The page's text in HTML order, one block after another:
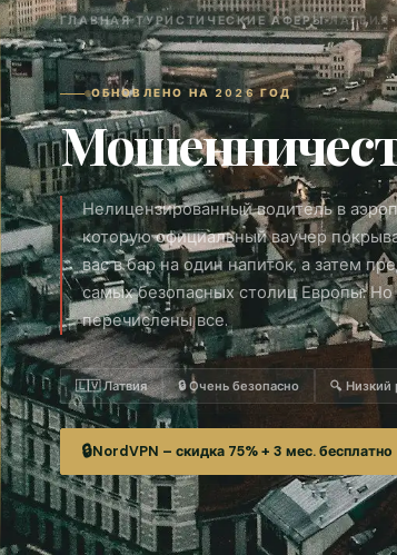
ГЛАВНАЯ›ТУРИСТИЧЕСКИЕ АФЕРЫ›ЛАТВИЯ
ОБНОВЛЕНО НА 2026 ГОД
Нелицензированный водитель в
которую официальный ваучер
вас в бар на один напиток, а затем
самых безопасных столиц Европы. Но
перечислены все.
🇱🇻 Латвия 🔒 Очень безопасно 🔍 Низкий
🔒NordVPN – скидка 75% + 3 мес. бесплатно